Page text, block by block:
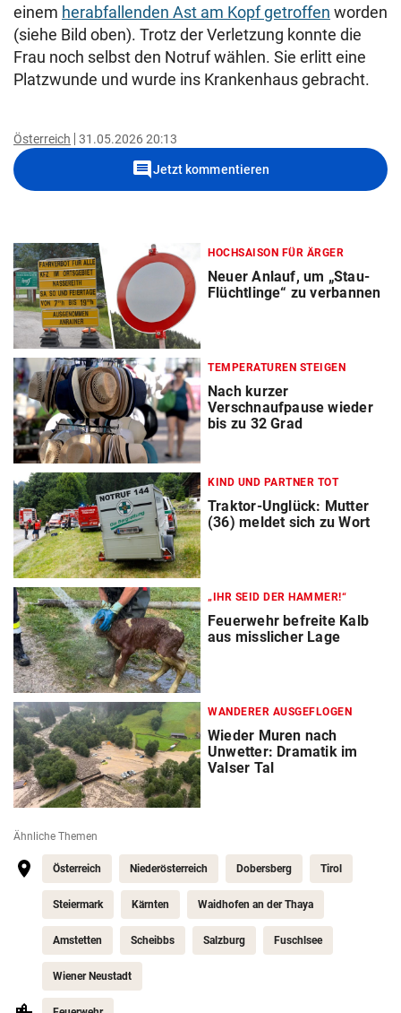
einem herabfallenden Ast am Kopf getroffen worden
(siehe Bild oben). Trotz der Verletzung konnte die
Frau noch selbst den Notruf wählen. Sie erlitt eine
Platzwunde und wurde ins Krankenhaus gebracht.
Österreich 31.05.2026 20:13
commentJetzt kommentieren
HOCHSAISON FÜR ÄRGER
Neuer Anlauf, um „Stau-
Flüchtlinge“ zu verbannen
TEMPERATUREN STEIGEN
Nach kurzer
Verschnaufpause wieder
bis zu 32 Grad
KIND UND PARTNER TOT
Traktor-Unglück: Mutter
(36) meldet sich zu Wort
„IHR SEID DER HAMMER!“
Feuerwehr befreite Kalb
aus misslicher Lage
WANDERER AUSGEFLOGEN
Wieder Muren nach
Unwetter: Dramatik im
Valser Tal
Ähnliche Themen
Österreich Niederösterreich Dobersberg Tirol
Steiermark Kärnten Waidhofen an der Thaya
Amstetten Scheibbs Salzburg Fuschlsee
Wiener Neustadt